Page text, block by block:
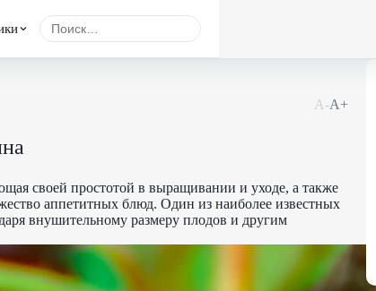
А-А+
своей простотой в выращивании и уходе, а также
аппетитных блюд. Один из наиболее известных
внушительному размеру плодов и другим